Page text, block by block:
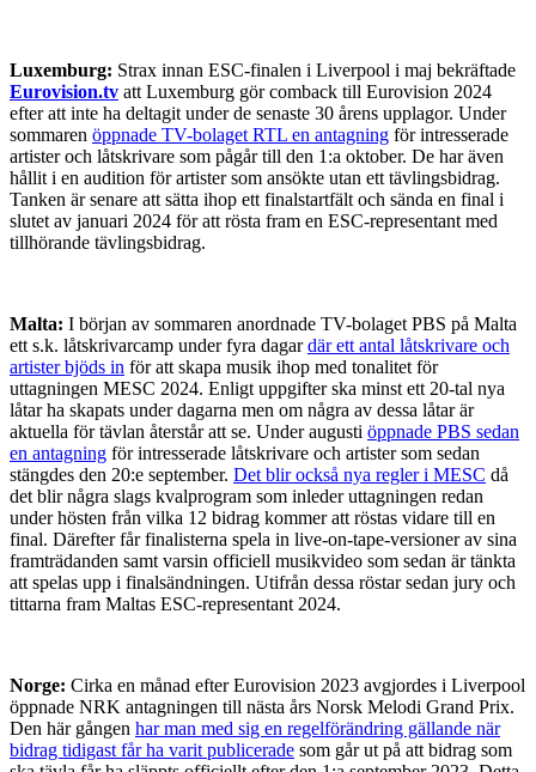
Luxemburg: Strax innan ESC-finalen i Liverpool i maj bekräftade
Eurovision.tv att Luxemburg gör comback till Eurovision 2024
efter att inte ha deltagit under de senaste 30 årens upplagor. Under
sommaren öppnade TV-bolaget RTL en antagning för intresserade
artister och låtskrivare som pågår till den 1:a oktober. De har även
hållit i en audition för artister som ansökte utan ett tävlingsbidrag.
Tanken är senare att sätta ihop ett finalstartfält och sända en final i
slutet av januari 2024 för att rösta fram en ESC-representant med
tillhörande tävlingsbidrag.
Malta: I början av sommaren anordnade TV-bolaget PBS på Malta
ett s.k. låtskrivarcamp under fyra dagardär ett antal låtskrivare och
artister bjöds in för att skapa musik ihop med tonalitet för
uttagningen MESC 2024. Enligt uppgifter ska minst ett 20-tal nya
låtar ha skapats under dagarna men om några av dessa låtar är
aktuella för tävlan återstår att se. Under augusti öppnade PBS sedan
en antagning för intresserade låtskrivare och artister som sedan
stängdes den 20:e september. Det blir också nya regler i MESC då
det blir några slags kvalprogram som inleder uttagningen redan
under hösten från vilka 12 bidrag kommer att röstas vidare till en
final. Därefter får finalisterna spela in live-on-tape-versioner av sina
framträdanden samt varsin officiell musikvideo som sedan är tänkta
att spelas upp i finalsändningen. Utifrån dessa röstar sedan jury och
tittarna fram Maltas ESC-representant 2024.
Norge: Cirka en månad efter Eurovision 2023 avgjordes i Liverpool
öppnade NRK antagningen till nästa års Norsk Melodi Grand Prix.
Den här gången har man med sig en regelförändring gällande när
bidrag tidigast får ha varit publicerade som går ut på att bidrag som